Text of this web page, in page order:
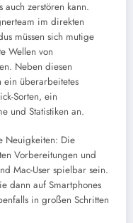
auch zerstören kann.
im direkten
müssen sich mutige
Wellen von
Neben diesen
ein überarbeitetes
Sorten, ein
und Statistiken an.
Neuigkeiten: Die
Vorbereitungen und
Mac-User spielbar sein.
dann auf Smartphones
in großen Schritten